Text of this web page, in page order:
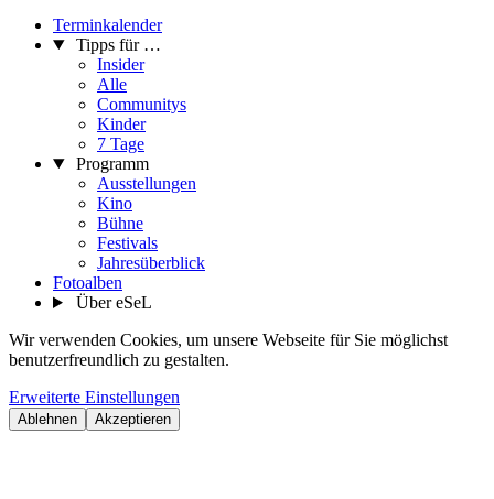
Terminkalender
Tipps für …
Insider
Alle
Communitys
Kinder
7 Tage
Programm
Ausstellungen
Kino
Bühne
Festivals
Jahresüberblick
Fotoalben
Über eSeL
Wir verwenden Cookies, um unsere Webseite für Sie möglichst
benutzerfreundlich zu gestalten.
Erweiterte Einstellungen
Ablehnen Akzeptieren